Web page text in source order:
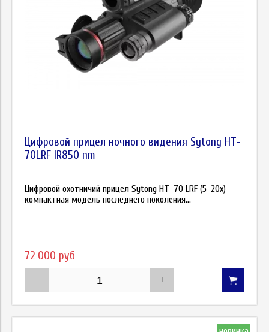
Цифровой прицел ночного видения Sytong HT-
70LRF IR850 nm
Цифровой охотничий прицел Sytong HT-70 LRF (5-20x) —
компактная модель последнего поколения...
72 000 руб